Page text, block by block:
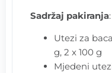
Sadržaj pakiranja:
Utezi za
g, 2 x 100 g
Mjedeni